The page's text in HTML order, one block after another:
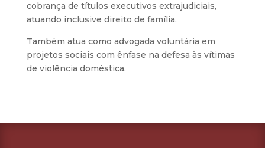
cobrança de títulos executivos extrajudiciais,
atuando inclusive direito de família.
Também atua como advogada voluntária em
projetos sociais com ênfase na defesa às vítimas
de violência doméstica.